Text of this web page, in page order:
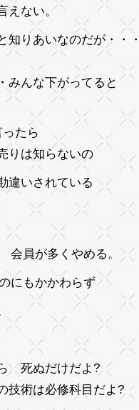
えない。
りあいなのだが・・
んな下がってると
たら
りは知らないの
違いされている
員が多くやめる。
にもかかわらず
死ぬだけだよ?
術は必修科目だよ?